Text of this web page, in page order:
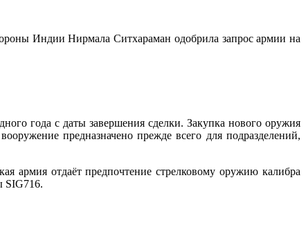
Индии Нирмала Ситхараман одобрила запрос армии на
года с даты завершения сделки. Закупка нового оружия
предназначено прежде всего для подразделений,
армия отдаёт предпочтение стрелковому оружию калибра
SIG716.